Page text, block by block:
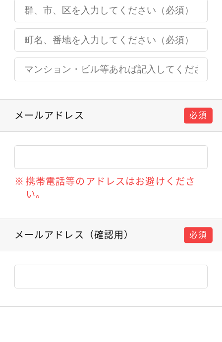
メールアドレス 必須
携帯電話等のアドレスはお避けくださ
い。
メールアドレス（確認用） 必須